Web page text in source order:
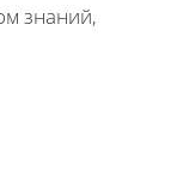
знаний,